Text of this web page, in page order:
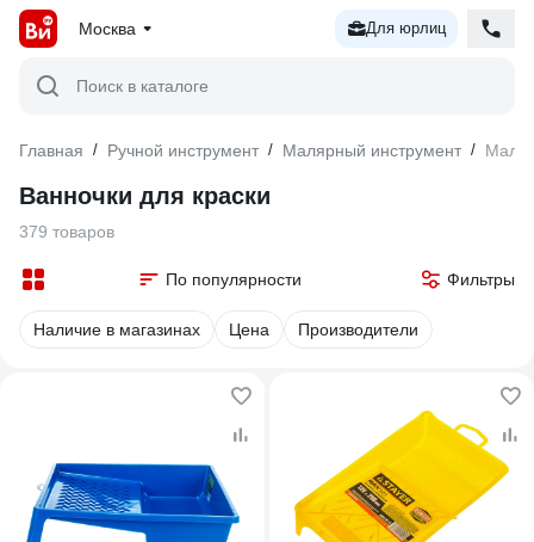
Москва Для юрлиц
Поиск в каталоге
Главная / Ручной инструмент / Малярный инструмент /
Ванночки для краски
379 товаров
По популярности Фильтры
Наличие в магазинах Цена Производители